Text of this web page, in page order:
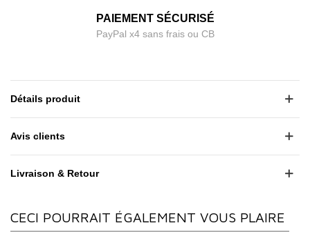
PAIEMENT SÉCURISÉ
PayPal x4 sans frais ou CB
Détails produit
Avis clients
Livraison & Retour
CECI POURRAIT ÉGALEMENT VOUS PLAIRE